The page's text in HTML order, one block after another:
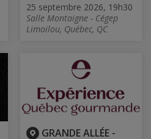
25 septembre 2026, 19h30
Salle Montaigne - Cégep
Limoilou, Québec, QC
GRANDE ALLÉE -